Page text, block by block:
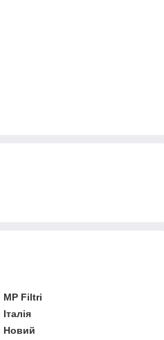
MP Filtri
Італія
Новий